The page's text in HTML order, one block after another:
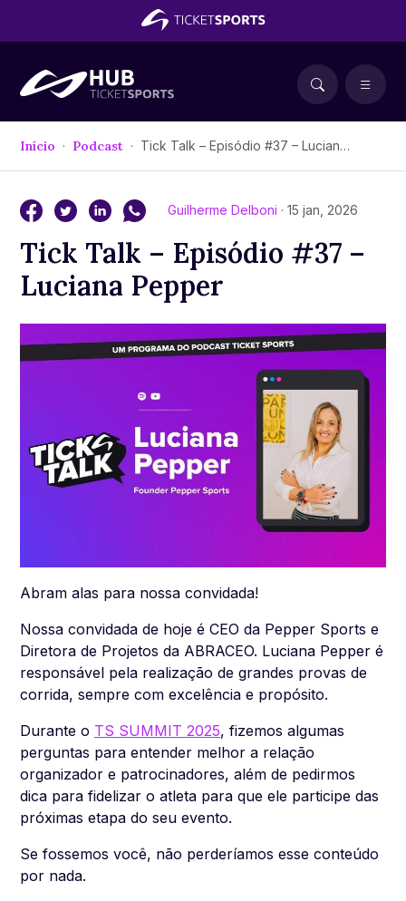
Início Podcast Tick Talk – Episódio #37 – Luciana Pepper
Guilherme Delboni · 15 jan, 2026
Tick Talk – Episódio #37 –
Luciana Pepper
Abram alas para nossa convidada!
Nossa convidada de hoje é CEO da Pepper Sports e
Diretora de Projetos da ABRACEO. Luciana Pepper é
responsável pela realização de grandes provas de
corrida, sempre com excelência e propósito.
Durante o TS SUMMIT 2025, fizemos algumas
perguntas para entender melhor a relação
organizador e patrocinadores, além de pedirmos
dica para fidelizar o atleta para que ele participe das
próximas etapa do seu evento.
Se fossemos você, não perderíamos esse conteúdo
por nada.